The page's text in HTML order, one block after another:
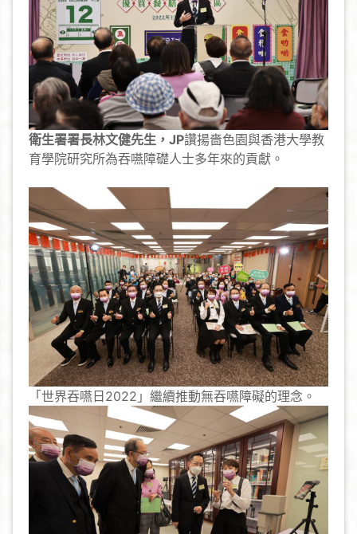
衛生署署長林文健先生， JP讚揚嗇色園與香港大學教
育學院研究所為吞嚥障礎人士多年來的貢獻。
「世界吞嚥日2022」繼續推動無吞嚥障礙的理念。